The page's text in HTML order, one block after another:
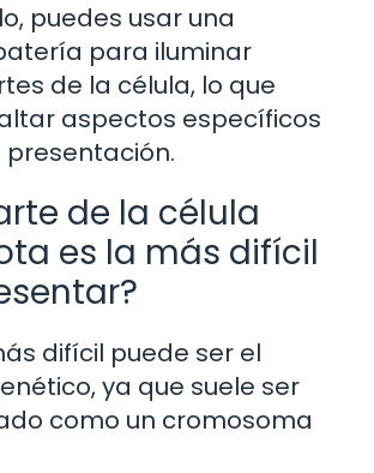
puedes usar una
para iluminar
de la célula, lo que
aspectos específicos
de la célula
es la más difícil
difícil puede ser el
ya que suele ser
como un cromosoma